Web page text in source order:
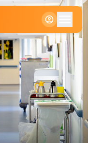
Klein
Standaard
Groot